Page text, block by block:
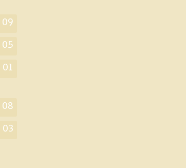
09
05
01
08
03